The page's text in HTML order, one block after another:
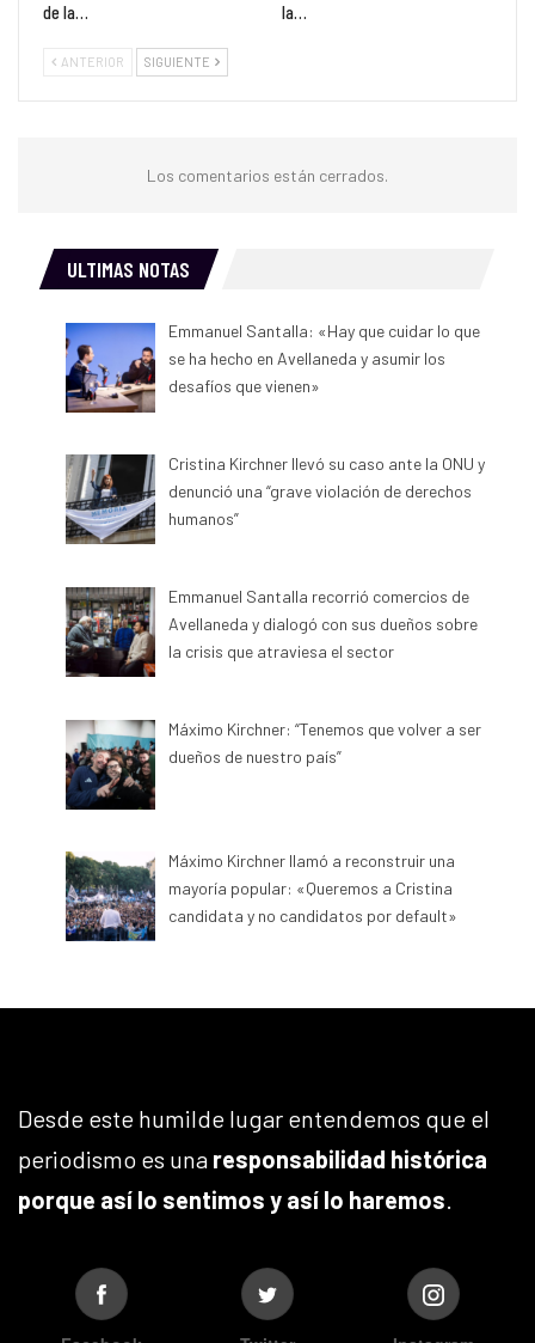
de la…
la…
ANTERIOR SIGUIENTE
Los comentarios están cerrados.
ULTIMAS NOTAS
Emmanuel Santalla: «Hay que cuidar lo que
se ha hecho en Avellaneda y asumir los
desafíos que vienen»
Cristina Kirchner llevó su caso ante la ONU y
denunció una “grave violación de derechos
humanos”
Emmanuel Santalla recorrió comercios de
Avellaneda y dialogó con sus dueños sobre
la crisis que atraviesa el sector
Máximo Kirchner: “Tenemos que volver a ser
dueños de nuestro país”
Máximo Kirchner llamó a reconstruir una
mayoría popular: «Queremos a Cristina
candidata y no candidatos por default»
Desde este humilde lugar entendemos que el
periodismo es una responsabilidad histórica
porque así lo sentimos y así lo haremos.